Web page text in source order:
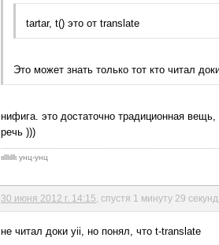
tartar, t() это от translate
Это может знать только тот кто читал
нифига. это достаточно традиционная
речь )))
ιιlllιlllι унц-унц
30 июня 2012 г. 14:15 , спустя 1 минуту 29 секунд
не читал доки yii, но понял, что t-translate